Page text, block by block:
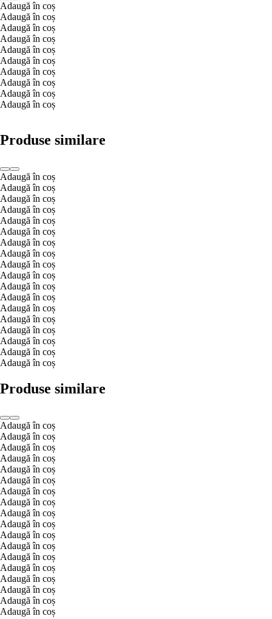
Adaugă în coș
Adaugă în coș
Adaugă în coș
Adaugă în coș
Adaugă în coș
Adaugă în coș
Adaugă în coș
Adaugă în coș
Adaugă în coș
Adaugă în coș
Produse similare
Adaugă în coș
Adaugă în coș
Adaugă în coș
Adaugă în coș
Adaugă în coș
Adaugă în coș
Adaugă în coș
Adaugă în coș
Adaugă în coș
Adaugă în coș
Adaugă în coș
Adaugă în coș
Adaugă în coș
Adaugă în coș
Adaugă în coș
Adaugă în coș
Adaugă în coș
Adaugă în coș
Produse similare
Adaugă în coș
Adaugă în coș
Adaugă în coș
Adaugă în coș
Adaugă în coș
Adaugă în coș
Adaugă în coș
Adaugă în coș
Adaugă în coș
Adaugă în coș
Adaugă în coș
Adaugă în coș
Adaugă în coș
Adaugă în coș
Adaugă în coș
Adaugă în coș
Adaugă în coș
Adaugă în coș